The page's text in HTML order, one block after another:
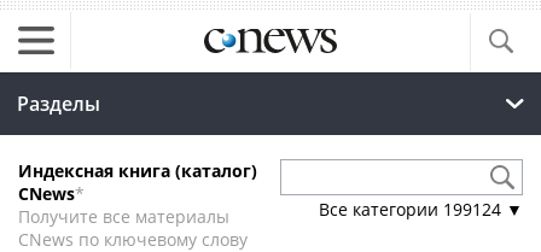
Разделы
Индексная книга (каталог)
CNews*
Получите все материалы
CNews по ключевому слову
Все категории 199124 ▼